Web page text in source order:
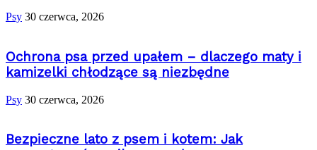
Psy 30 czerwca, 2026
Ochrona psa przed upałem – dlaczego maty i
kamizelki chłodzące są niezbędne
Psy 30 czerwca, 2026
Bezpieczne lato z psem i kotem: Jak